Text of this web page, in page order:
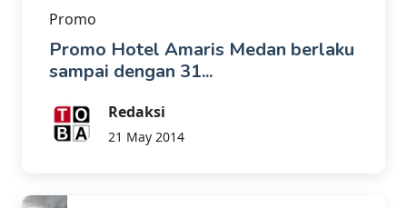
Promo
Promo Hotel Amaris Medan berlaku
sampai dengan 31...
Redaksi
21 May 2014